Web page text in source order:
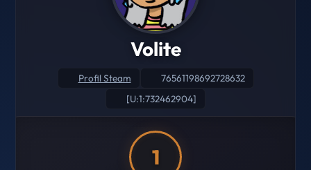
Volite
Profil Steam
76561198692728632
[U:1:732462904]
1